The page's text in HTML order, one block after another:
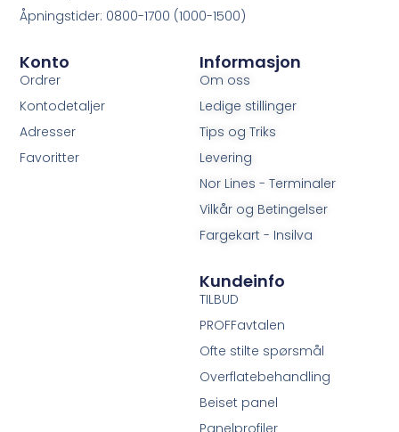
Informasjon
Om oss
Ledige stillinger
Tips og Triks
Levering
Nor Lines - Terminaler
Vilkår og Betingelser
Fargekart - Insilva
Konto
Ordrer
Kontodetaljer
Adresser
Favoritter
Kundeinfo
TILBUD
PROFFavtalen
Ofte stilte spørsmål
Overflatebehandling
Beiset panel
Panelprofiler
Åpningstider: 0800-1700 (1000-1500)